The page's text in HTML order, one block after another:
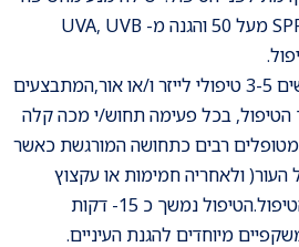
לשמש ולמרוח קרם הגנה SPF מעל 50 והגנה מ- UVA, UVB
לרוב נדרשים 3-5 טיפולי לייזר ו/או אור,המתבצעים
הטיפול, בכל פעימה תחוש/י מכה קלה
מטופלים רבים כתחושה המורגשת כאשר
ולאחריה חמימות או עקצוץ
החולפים זמן קצר לאחר הטיפול.הטיפול נמשך כ 15- דקות
מיוחדים להגנת העיניים.